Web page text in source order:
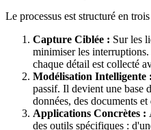
Le processus est structuré en trois
Capture Ciblée : Sur les
minimiser les
chaque détail est collecté
Modélisation Intelligente :
passif. Il devient une base
données, des documents
Applications Concrètes :
des outils spécifiques :